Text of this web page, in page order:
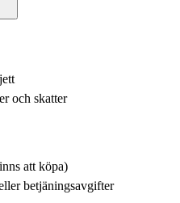
och skatter
att köpa)
betjäningsavgifter